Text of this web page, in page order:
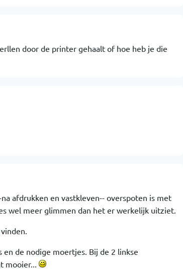
door de printer gehaalt of hoe heb je die
afdrukken en vastkleven-- overspoten is met
wel meer glimmen dan het er werkelijk uitziet.
de nodige moertjes. Bij de 2 linkse
mooier...